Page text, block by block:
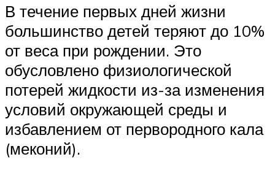
В течение первых дней жизни
большинство детей теряют до 10%
от веса при рождении. Это
обусловлено физиологической
потерей жидкости из-за изменения
условий окружающей среды и
избавлением от первородного кала
(меконий).